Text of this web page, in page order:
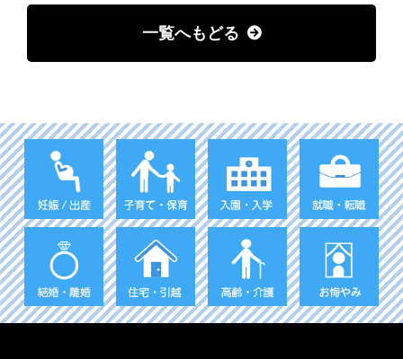
一覧へもどる